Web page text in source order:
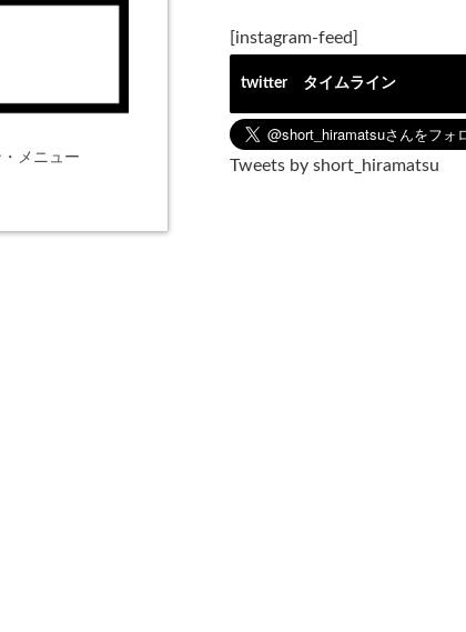
メニュー
[instagram-feed]
twitter タイムライン
Tweets by short_hiramatsu